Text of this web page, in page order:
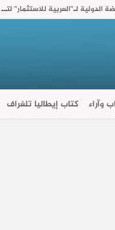
“أكديطال” تفتح 15% من رأسمال شركتها القابضة الدولية لـ”العربية للاستثمار” لتسريع توسعها في السعودية
وآراء كتاب إيطاليا تلغراف